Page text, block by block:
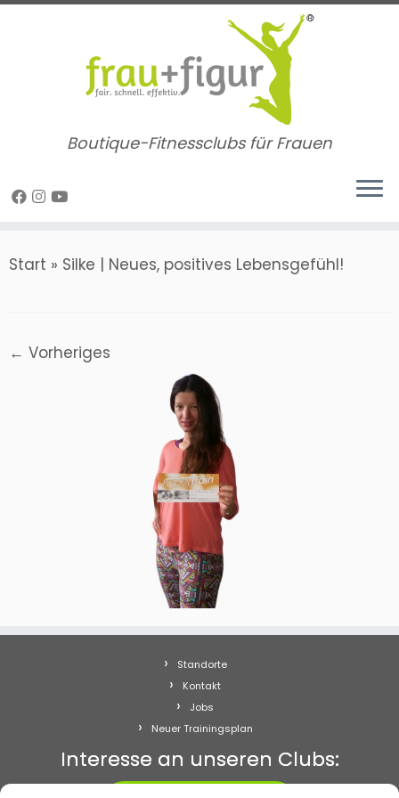
Zum
Boutique-Fitnessclubs für Frauen
Start » Silke | Neues, positives Lebensgefühl!
← Vorheriges
Standorte
Kontakt
Jobs
Neuer Trainingsplan
Interesse an unseren Clubs: